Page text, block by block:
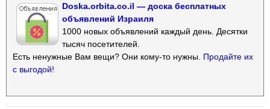
Doska.orbita.co.il — доска бесплатных
объявлений Израиля
1000 новых объявлений каждый день. Десятки
тысяч посетителей.
Есть ненужные Вам вещи? Они кому-то нужны. Продайте их
с выгодой!